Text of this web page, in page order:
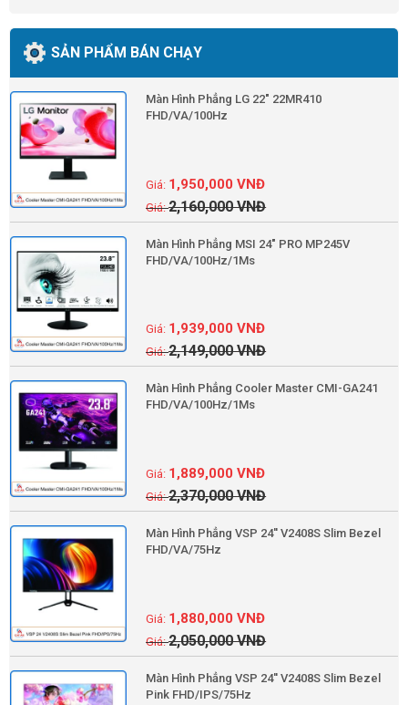
SẢN PHẨM BÁN CHẠY
Màn Hình Phẳng LG 22" 22MR410
FHD/VA/100Hz
2,160,000VNĐ
1,950,000VNĐ
Màn Hình Phẳng MSI 24" PRO MP245V
FHD/VA/100Hz/1Ms
2,149,000VNĐ
1,939,000VNĐ
Màn Hình Phẳng Cooler Master CMI-GA241
FHD/VA/100Hz/1Ms
2,370,000VNĐ
1,889,000VNĐ
Màn Hình Phẳng VSP 24'' V2408S Slim Bezel
FHD/VA/75Hz
2,050,000VNĐ
1,880,000VNĐ
Màn Hình Phẳng VSP 24'' V2408S Slim Bezel
Pink FHD/IPS/75Hz